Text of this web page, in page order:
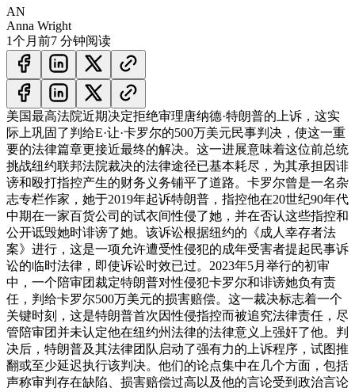
AN
Anna Wright
1个月前7 分钟阅读
美国最高法院近期决定拒绝审理唐纳德·特朗普的上诉，这实
际上巩固了判给E·让·卡罗尔的500万美元民事判决，使这一重
要的法律篇章更接近最终的解决。这一进展意味着这位前总统
挑战纽约联邦法院裁决的法律途径已基本耗尽，为其承担因诽
谤和殴打指控产生的财务义务铺平了道路。 卡罗尔曾是一名杂
志专栏作家，她于2019年起诉特朗普，指控他在20世纪90年代
中期在一家百货公司的试衣间性侵了她，并在否认这些指控和
公开诋毁她时诽谤了她。该诉讼根据纽约的《成人幸存者法
案》进行，这是一项允许遭受性侵犯的成年受害者提起民事诉
讼的临时法律，即使诉讼时效已过。2023年5月举行的初审
中，一个陪审团裁定特朗普对性侵犯卡罗尔和诽谤她负有责
任，判给卡罗尔500万美元的损害赔偿。这一裁决标志着一个
关键时刻，这是特朗普首次因性侵指控而被追究法律责任，尽
管陪审团并未认定他在纽约州法律的法律意义上强奸了他。 判
决后，特朗普及其法律团队启动了强有力的上诉程序，试图推
翻或至少延迟执行该判决。他们的论点集中在几个方面，包括
声称审判存在缺陷、损害赔偿过高以及他的言论受到政治言论